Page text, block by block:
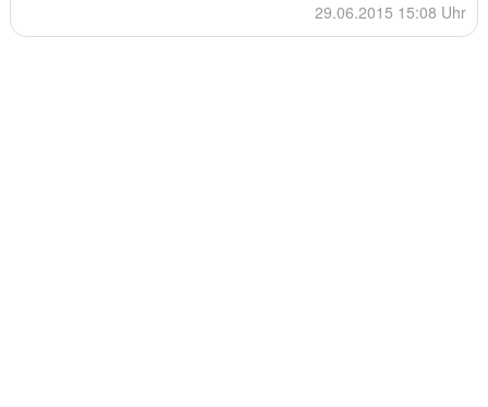
29.06.2015 15:08 Uhr